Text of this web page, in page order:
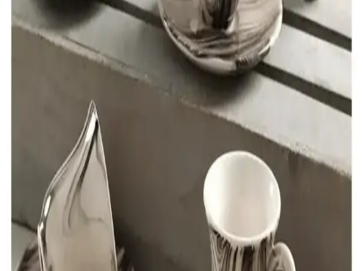
Kahve Fincanı Dekorasyon Seçenekleri: Estetik ve
Fonksiyonelliğin Buluşması
Kahve fincanları, estetik ve fonksiyonelliği bir araya getirerek yaşam
alanlarına kişisel tarz katmanın anahtarıdır. Farklı tarz ve
malzemelerle dekorasyon seçenekleri sunar.
İnce Uzun Kahve Fincanlarının Dekorasyondaki
Yeri ve Kullanım Avantajları
İnce uzun kahve fincanları, şık görünümleri ve fonksiyonellikleriyle
modern dekorasyonun vazgeçilmez parçalarıdır. Malzeme çeşitliliği
ve kullanım alanlarıyla iç mekanlara zarafet katıyor.
Emsan Kahve Takımı: Estetik ve Fonksiyonellik
Sunan Mutfak Dekorasyon Ürünü